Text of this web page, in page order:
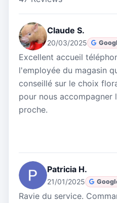
Claude S.
20/03/2025
Excellent accueil
l'employée du magasin
conseillé sur le choix
pour nous accompagner
proche.
Patricia H.
21/01/2025
Ravie du service.